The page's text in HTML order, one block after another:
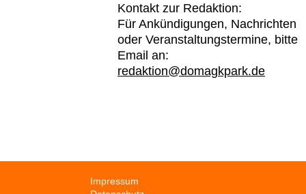
Kontakt zur Redaktion:
Für Ankündigungen, Nachrichten
oder Veranstaltungstermine, bitte
Email an:
redaktion@domagkpark.de
Navigation
Impressum